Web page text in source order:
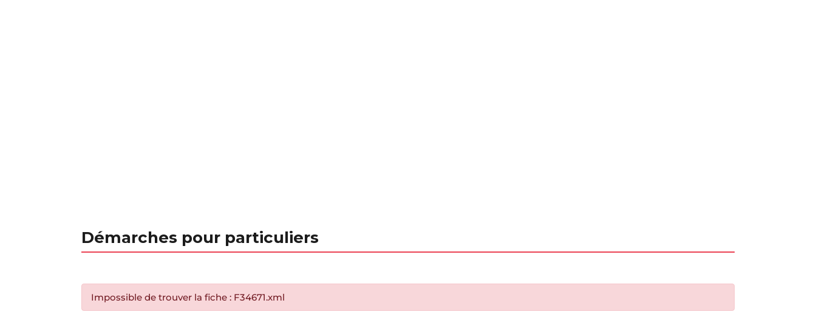
Démarches pour particuliers
Impossible de trouver la fiche : F34671.xml